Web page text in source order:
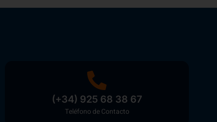
(+34) 925 68 38 67
Teléfono de Contacto